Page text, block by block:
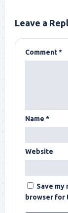
Leave a
Comment*
Name *
Website
Save my
browser for